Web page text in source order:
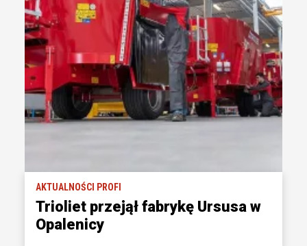
AKTUALNOŚCI PROFI
Trioliet przejął fabrykę Ursusa w
Opalenicy